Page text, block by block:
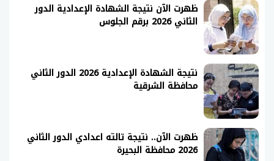
ظهرت الآن نتيجة الشهادة الإعدادية الدور
الثاني 2026 برقم الجلوس
نتيجة الشهادة الإعدادية 2026 الدور الثاني
محافظة الشرقية
ظهرت الآن.. نتيجة تالته اعدادي الدور الثاني
2026 محافظة البحيرة